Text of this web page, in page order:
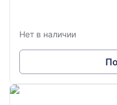
Нет в наличии